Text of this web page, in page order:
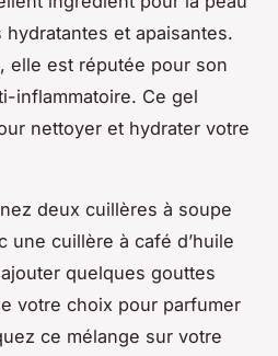
et apaisantes.
elle est réputée pour son
inflammatoire. Ce gel
nettoyer et hydrater votre
deux cuillères à soupe
une cuillère à café d’huile
quelques gouttes
votre choix pour parfumer
ce mélange sur votre